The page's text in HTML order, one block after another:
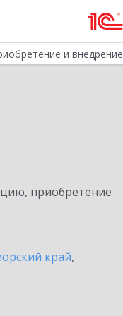
и внедрение
приобретение
край,